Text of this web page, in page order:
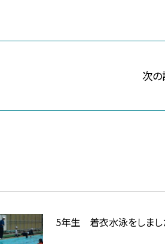
次
5年生 着衣水泳をしま